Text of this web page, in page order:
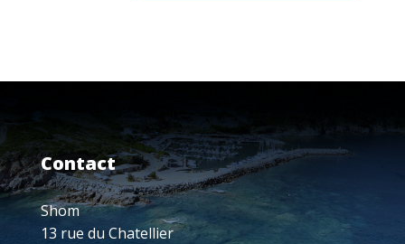
Contact
Shom
13 rue du Chatellier